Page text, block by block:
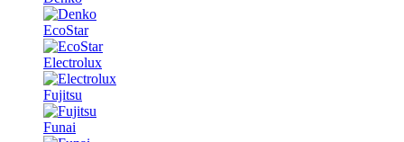
EcoStar
Electrolux
Fujitsu
Funai